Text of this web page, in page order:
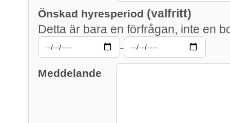
Önskad hyresperiod (valfritt)
Detta är bara en förfrågan, inte en
–
Meddelande